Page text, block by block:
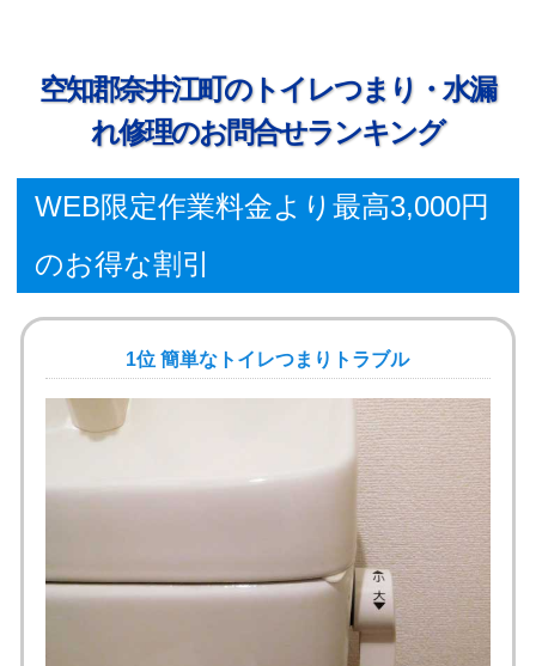
空知郡奈井江町のトイレつまり・水漏
れ修理のお問合せランキング
WEB限定作業料金より最高3,000円
のお得な割引
1位 簡単なトイレつまりトラブル